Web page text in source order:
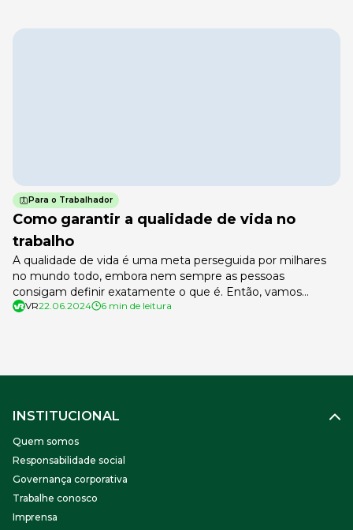
ideia, uma […]
Para o Trabalhador
Como garantir a qualidade de vida no
trabalho
A qualidade de vida é uma meta perseguida por milhares
no mundo todo, embora nem sempre as pessoas
consigam definir exatamente o que é. Então, vamos
entender. Qualidade de vida tem relação direta com ter
VR22.06.2024 6 min de leitura
INSTITUCIONAL
Quem somos
Responsabilidade social
Governança corporativa
Trabalhe conosco
Imprensa